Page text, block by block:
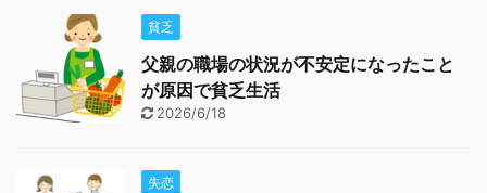
貧乏
父親の職場の状況が不安定になったこと
が原因で貧乏生活
2026/6/18
失恋